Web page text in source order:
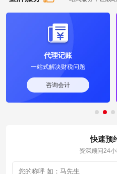
代理记账
一站式解决财税问题
咨询会计
快速预
资深顾问24